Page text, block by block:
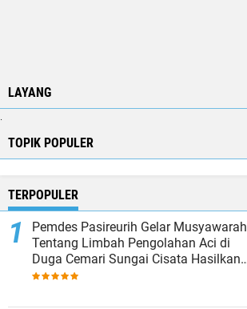
LAYANG
TOPIK POPULER
TERPOPULER
Pemdes Pasireurih Gelar Musyawarah
Tentang Limbah Pengolahan Aci di
Duga Cemari Sungai Cisata Hasilkan
Kesepakatan Tutup Sementara